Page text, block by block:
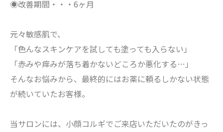
◉改善期間・・・6ヶ月
元々敏感肌で、
「色んなスキンケアを試しても塗っても入らない」
「赤みや痒みが落ち着かないどころか悪化する…」
そんなお悩みから、最終的にはお薬に頼るしかない状態
が続いていたお客様。
当サロンには、小顔コルギでご来店いただいたのがきっ